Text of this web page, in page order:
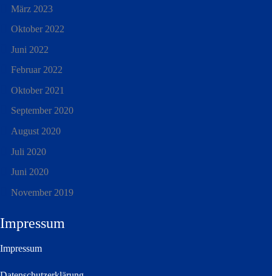
März 2023
Oktober 2022
Juni 2022
Februar 2022
Oktober 2021
September 2020
August 2020
Juli 2020
Juni 2020
November 2019
Impressum
Impressum